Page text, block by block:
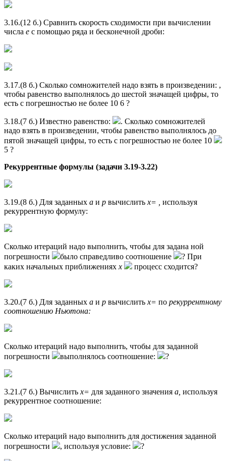
3.16.(12 б.) Сравнить скорость сходимости при вычислении
числа е с помощью ряда и бесконечной дроби:
3.17.(8 б.) Сколько сомножителей надо взять в произведении: ,
чтобы равенство выполнялось до шестой значащей цифры, то
есть с погрешностью не более 10 6 ?
3.18.(7 б.) Известно равенство:
. Сколько сомножителей
надо взять в произведении, чтобы равенство выполнялось до
пятой значащей цифры, то есть с погрешностью не более 10
5 ?
Рекуррентные формулы (задачи 3.19-3.22)
3.19.(8 б.) Для заданных а и р вычислить x= ,
используя
рекуррентную формулу:
Сколько итераций надо выполнить, чтобы для задана ной
погрешности
было справедливо соотношение
? При
каких начальных приближениях х процесс сходится?
3.20.(7 б.) Для заданных а и р вычислить x= по рекуррентному
соотношению Ньютона:
Сколько итераций надо выполнить, чтобы для заданной
погрешности
выполнялось соотношение: ?
3.21.(7 б.) Вычислить x= для заданного значения а, используя
рекуррентное соотношение:
Сколько итераций надо выполнить для достижения заданной
погрешности
, используя условие: ?